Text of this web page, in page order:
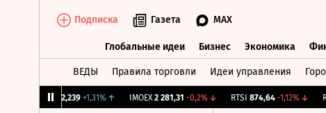
Подписка Газета MAX
Глобальные идеи Бизнес Экономика
ВЕДЫ Правила торговли Идеи управления
12,239 +1,31%↑ IMOEX 2 281,31 -0,2%↓ RTSI 874,64 -1,12% ↓